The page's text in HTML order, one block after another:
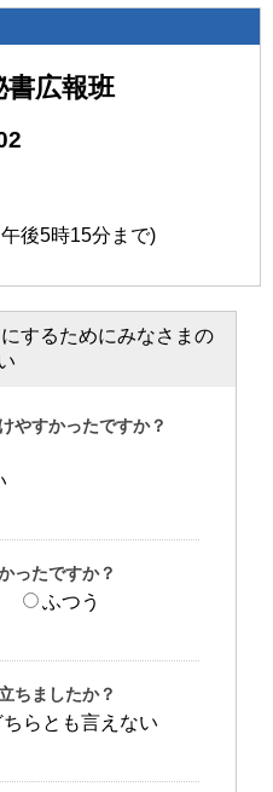
広報班
後5時15分まで)
するためにみなさまの
やすかったですか？
ったですか？
ふつう
ちましたか？
ちらとも言えない